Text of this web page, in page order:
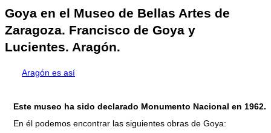
Goya en el Museo de Bellas Artes de
Zaragoza. Francisco de Goya y
Lucientes. Aragón.
Aragón es así
Este museo ha sido declarado Monumento Nacional en 1962.
En él podemos encontrar las siguientes obras de Goya: